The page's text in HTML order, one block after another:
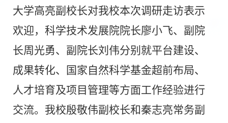
大学高亮副校长对我校本次调研走访表示
欢迎， 科学技术发展院院长廖小飞、副院
长周光勇、副院长刘伟分别就平台建设、
成果转化、国家自然科学基金超前布局、
人才培育及项目管理等方面工作经验进行
交流。我校殷敬伟副校长和秦志亮常务副